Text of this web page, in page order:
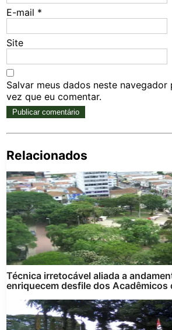
E-mail *
Site
Salvar meus dados neste navegador
vez que eu comentar.
Relacionados
Técnica irretocável aliada a
enriquecem desfile dos Acadêmicos